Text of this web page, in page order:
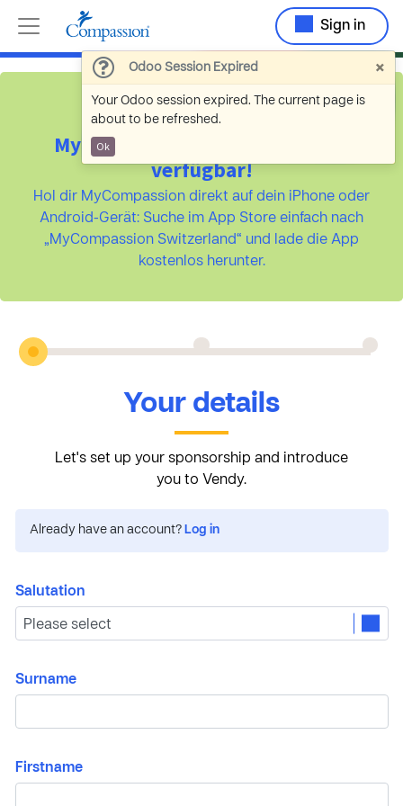
Odoo Session Expired ×
Your Odoo session expired. The current page is
about to be refreshed.
Ok
Sign in
MyCompassion ist jetzt als App
verfügbar!
Hol dir MyCompassion direkt auf dein iPhone oder
Android-Gerät: Suche im App Store einfach nach
„MyCompassion Switzerland“ und lade die App
kostenlos herunter.
Your details
Let's set up your sponsorship and introduce
you to Vendy.
Already have an account? Log in
Salutation
Surname
Firstname